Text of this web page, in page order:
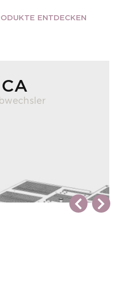
CA
ENTDECKEN